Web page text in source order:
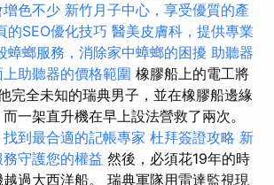
色不少 新竹月子中心，享受優質的產
的SEO優化技巧 醫美皮膚科，提供專業
蟑螂服務，消除家中蟑螂的困擾 助聽器
助聽器的價格範圍 橡膠船上的電工將
完全未知的瑞典男子，並在橡膠船邊緣
一架直升機在早上設法營救了兩次。
到最合適的記帳專家 杜拜簽證攻略 新
守護您的權益 然後，必須花19年的時
過大西洋船。 瑞典軍隊用雷達監視現